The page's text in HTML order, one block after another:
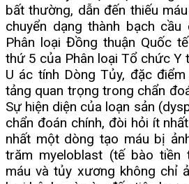
bất thường, dẫn đến thiếu
chuyển dạng thành bạch
Phân loại Đồng thuận Quốc
thứ 5 của Phân loại Tổ chức Y
U ác tính Dòng Tủy, đặc
tảng quan trọng trong chẩn
Sự hiện diện của loạn sản
chẩn đoán chính, đòi hỏi ít
nhất một dòng tạo máu bị
trăm myeloblast (tế bào tiền
máu và tủy xương không chỉ